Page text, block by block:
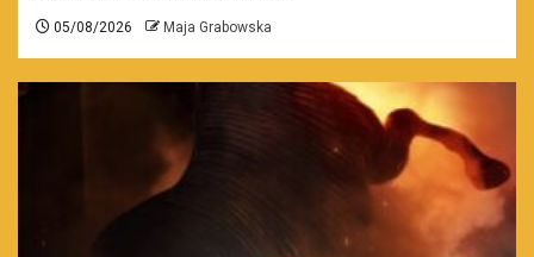
05/08/2026 Maja Grabowska